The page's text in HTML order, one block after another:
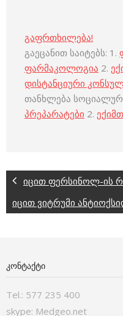
გაფრთხილება!
გაეცანით საიტებს: 1.
ფარმაკოლოგია 2.
დისტანციური
თანხლება სოციალურ
პრეპარატები 2.
იცით ფერსინოლ-ის რა
იცით ვიტრუმი
ᲙᲝᲜᲢᲐᲥᲢᲘ
Tel.: 577 235 400
skype: Medgeo.net